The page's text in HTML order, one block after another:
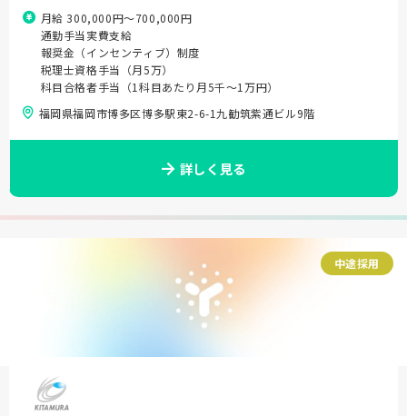
月給 300,000円〜700,000円
通勤手当実費支給
報奨金（インセンティブ）制度
税理士資格手当（月5万）
科目合格者手当（1科目あたり月5千～1万円）
福岡県福岡市博多区博多駅東2-6-1九勧筑紫通ビル9階
詳しく見る
中途採用